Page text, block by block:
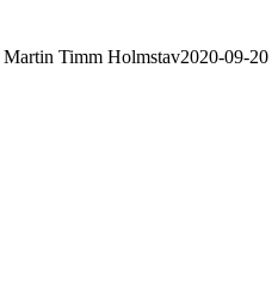
Martin Timm Holmstav2020-09-20